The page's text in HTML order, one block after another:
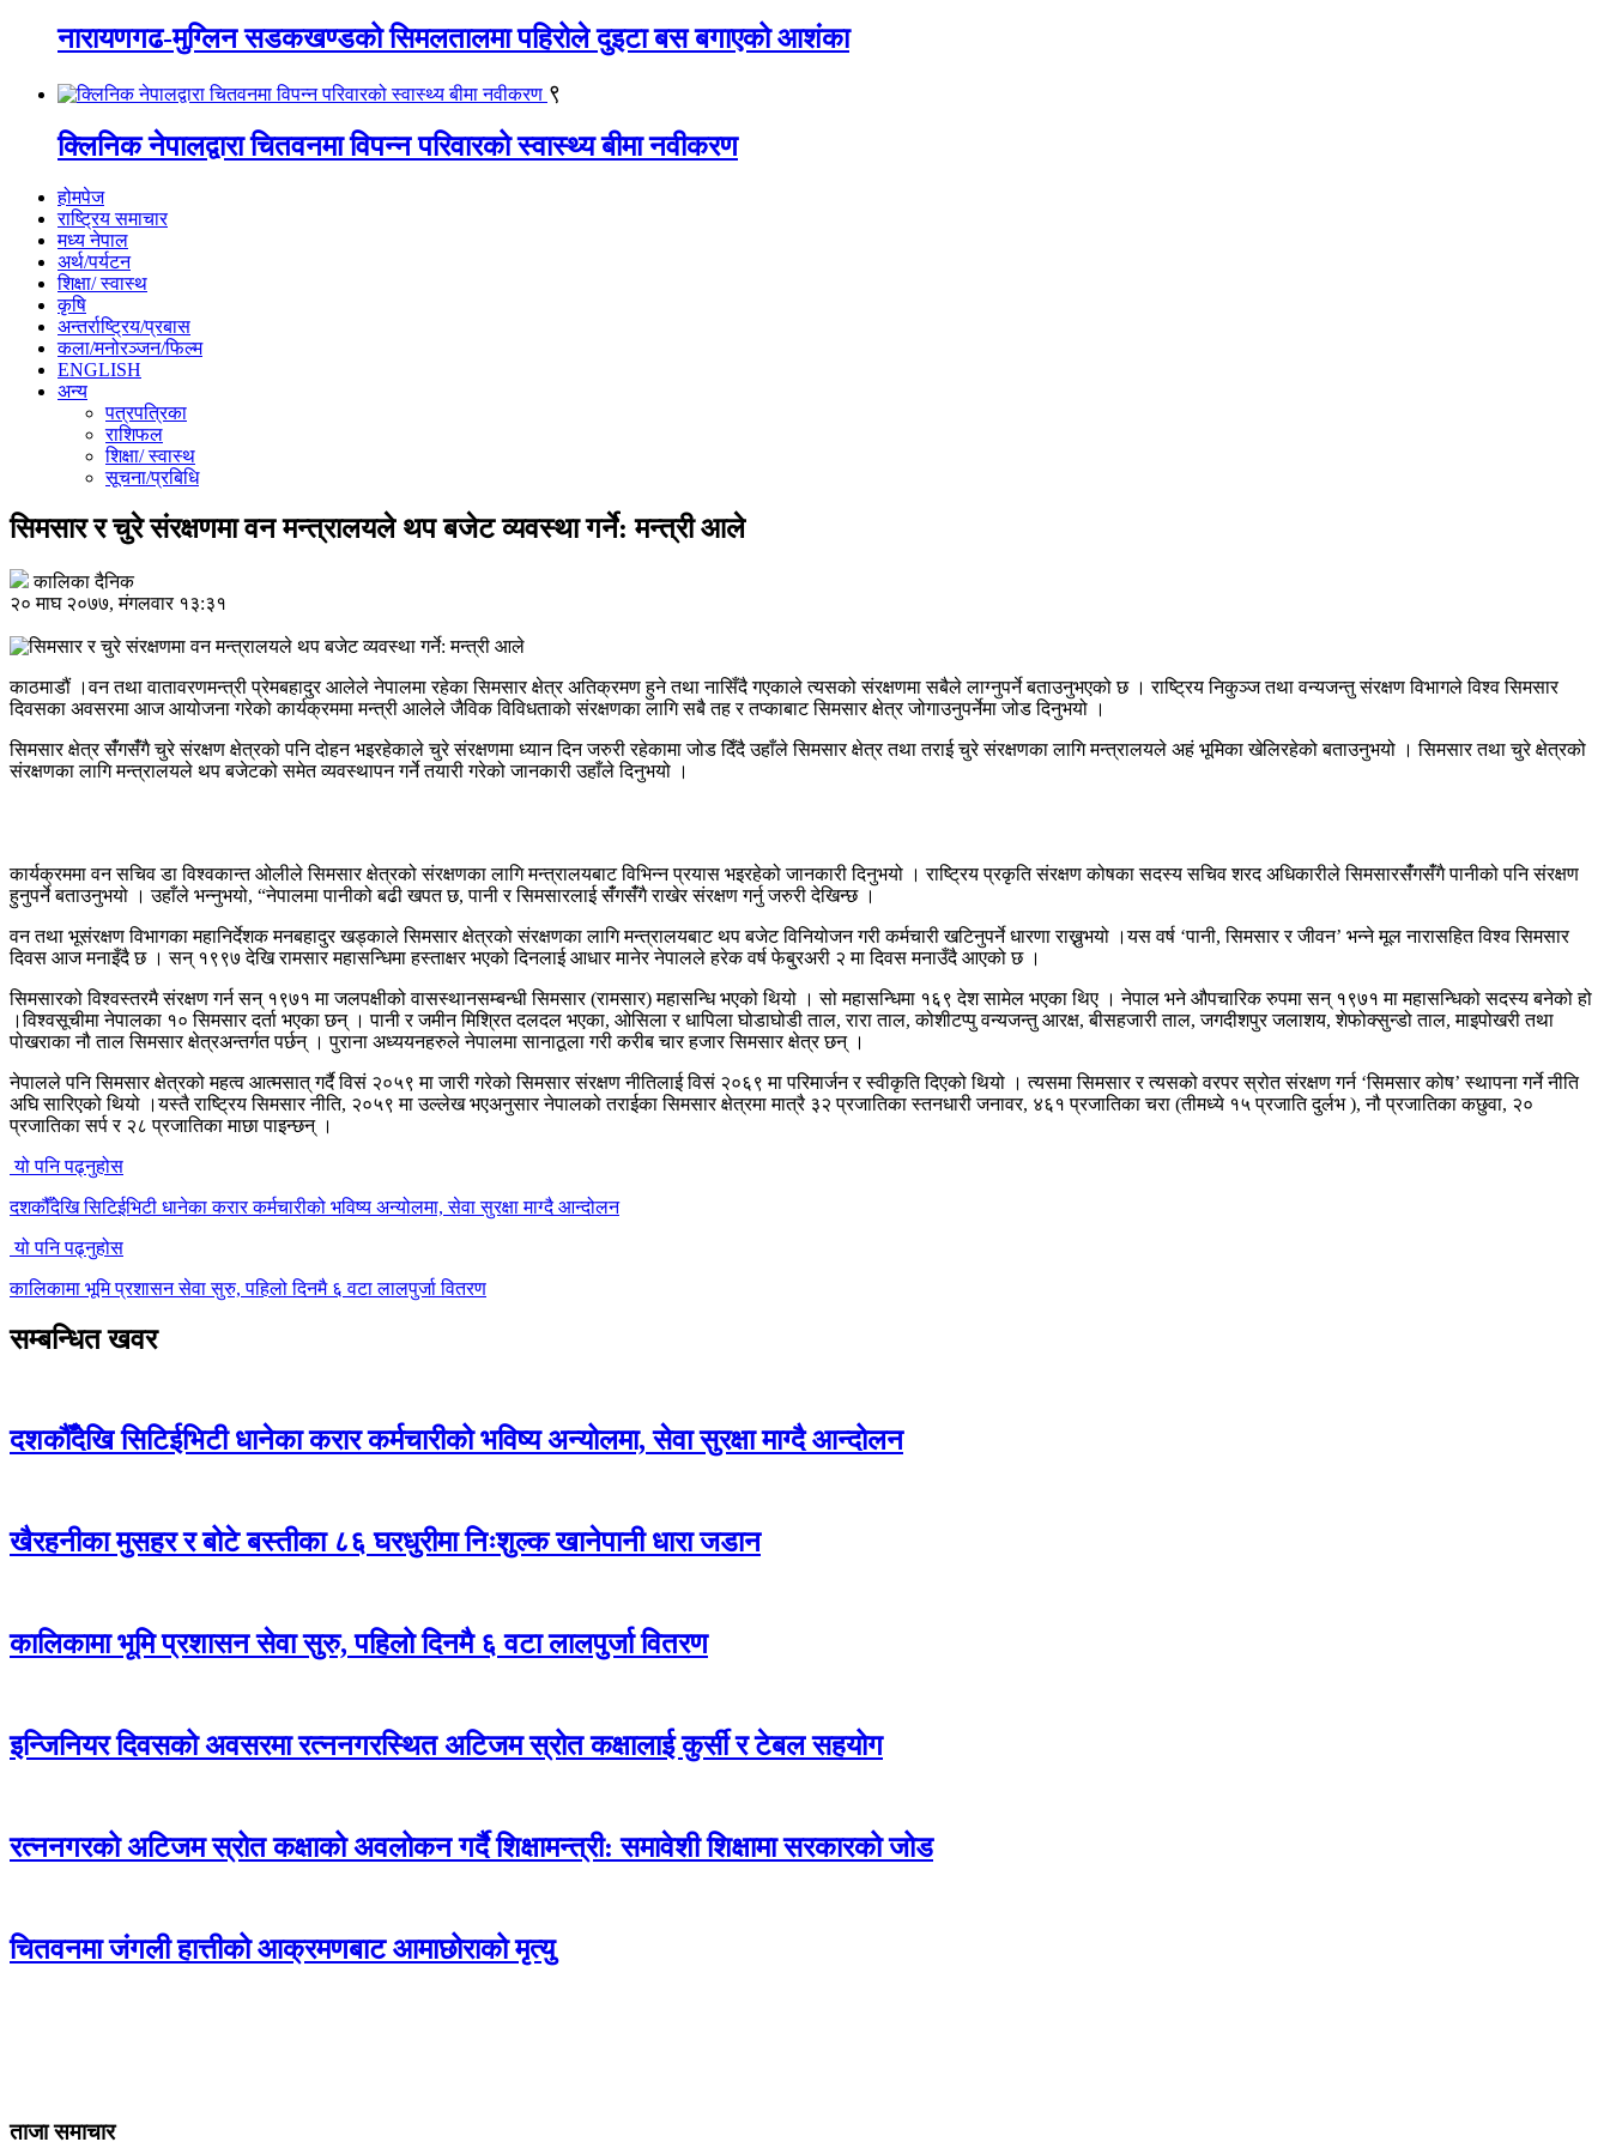
नारायणगढ-मुग्लिन सडकखण्डको सिमलतालमा पहिरोले दुइटा बस बगाएको आशंका
९
क्लिनिक नेपालद्वारा चितवनमा विपन्न परिवारको स्वास्थ्य बीमा नवीकरण
होमपेज
राष्ट्रिय समाचार
मध्य नेपाल
अर्थ/पर्यटन
शिक्षा/ स्वास्थ
कृषि
अन्तर्राष्ट्रिय/प्रबास
कला/मनोरञ्जन/फिल्म
ENGLISH
अन्य
पत्रपत्रिका
राशिफल
शिक्षा/ स्वास्थ
सूचना/प्रबिधि
सिमसार र चुरे संरक्षणमा वन मन्त्रालयले थप बजेट व्यवस्था गर्ने: मन्त्री आले
कालिका दैनिक
२० माघ २०७७, मंगलवार १३:३१
काठमाडौं ।वन तथा वातावरणमन्त्री प्रेमबहादुर आलेले नेपालमा रहेका सिमसार क्षेत्र अतिक्रमण हुने तथा नासिँदै गएकाले त्यसको संरक्षणमा सबैले लाग्नुपर्ने बताउनुभएको छ । राष्ट्रिय निकुञ्ज तथा वन्यजन्तु संरक्षण विभागले विश्व सिमसार
दिवसका अवसरमा आज आयोजना गरेको कार्यक्रममा मन्त्री आलेले जैविक विविधताको संरक्षणका लागि सबै तह र तप्काबाट सिमसार क्षेत्र जोगाउनुपर्नेमा जोड दिनुभयो ।
सिमसार क्षेत्र संँगसँंगै चुरे संरक्षण क्षेत्रको पनि दोहन भइरहेकाले चुरे संरक्षणमा ध्यान दिन जरुरी रहेकामा जोड दिँदै उहाँले सिमसार क्षेत्र तथा तराई चुरे संरक्षणका लागि मन्त्रालयले अहं भूमिका खेलिरहेको बताउनुभयो । सिमसार तथा चुरे क्षेत्रको
संरक्षणका लागि मन्त्रालयले थप बजेटको समेत व्यवस्थापन गर्ने तयारी गरेको जानकारी उहाँले दिनुभयो ।
कार्यक्रममा वन सचिव डा विश्वकान्त ओलीले सिमसार क्षेत्रको संरक्षणका लागि मन्त्रालयबाट विभिन्न प्रयास भइरहेको जानकारी दिनुभयो । राष्ट्रिय प्रकृति संरक्षण कोषका सदस्य सचिव शरद अधिकारीले सिमसारसंँगसँंगै पानीको पनि संरक्षण
हुनुपर्ने बताउनुभयो । उहाँले भन्नुभयो, “नेपालमा पानीको बढी खपत छ, पानी र सिमसारलाई संँगसंँगै राखेर संरक्षण गर्नु जरुरी देखिन्छ ।
वन तथा भूसंरक्षण विभागका महानिर्देशक मनबहादुर खड्काले सिमसार क्षेत्रको संरक्षणका लागि मन्त्रालयबाट थप बजेट विनियोजन गरी कर्मचारी खटिनुपर्ने धारणा राख्नुभयो ।यस वर्ष ‘पानी, सिमसार र जीवन’ भन्ने मूल नारासहित विश्व सिमसार
दिवस आज मनाइँदै छ । सन् १९९७ देखि रामसार महासन्धिमा हस्ताक्षर भएको दिनलाई आधार मानेर नेपालले हरेक वर्ष फेबु्रअरी २ मा दिवस मनाउँदै आएको छ ।
सिमसारको विश्वस्तरमै संरक्षण गर्न सन् १९७१ मा जलपक्षीको वासस्थानसम्बन्धी सिमसार (रामसार) महासन्धि भएको थियो । सो महासन्धिमा १६९ देश सामेल भएका थिए । नेपाल भने औपचारिक रुपमा सन् १९७१ मा महासन्धिको सदस्य बनेको हो
।विश्वसूचीमा नेपालका १० सिमसार दर्ता भएका छन् । पानी र जमीन मिश्रित दलदल भएका, ओसिला र धापिला घोडाघोडी ताल, रारा ताल, कोशीटप्पु वन्यजन्तु आरक्ष, बीसहजारी ताल, जगदीशपुर जलाशय, शेफोक्सुन्डो ताल, माइपोखरी तथा
पोखराका नौ ताल सिमसार क्षेत्रअन्तर्गत पर्छन् । पुराना अध्ययनहरुले नेपालमा सानाठूला गरी करीब चार हजार सिमसार क्षेत्र छन् ।
नेपालले पनि सिमसार क्षेत्रको महत्व आत्मसात् गर्दै विसं २०५९ मा जारी गरेको सिमसार संरक्षण नीतिलाई विसं २०६९ मा परिमार्जन र स्वीकृति दिएको थियो । त्यसमा सिमसार र त्यसको वरपर स्रोत संरक्षण गर्न ‘सिमसार कोष’ स्थापना गर्ने नीति
अघि सारिएको थियो ।यस्तै राष्ट्रिय सिमसार नीति, २०५९ मा उल्लेख भएअनुसार नेपालको तराईका सिमसार क्षेत्रमा मात्रै ३२ प्रजातिका स्तनधारी जनावर, ४६१ प्रजातिका चरा (तीमध्ये १५ प्रजाति दुर्लभ ), नौ प्रजातिका कछुवा, २०
प्रजातिका सर्प र २८ प्रजातिका माछा पाइन्छन् ।
यो पनि पढ्नुहोस
दशकौँदेखि सिटिईभिटी धानेका करार कर्मचारीको भविष्य अन्योलमा, सेवा सुरक्षा माग्दै आन्दोलन
यो पनि पढ्नुहोस
कालिकामा भूमि प्रशासन सेवा सुरु, पहिलो दिनमै ६ वटा लालपुर्जा वितरण
सम्बन्धित खवर
दशकौँदेखि सिटिईभिटी धानेका करार कर्मचारीको भविष्य अन्योलमा, सेवा सुरक्षा माग्दै आन्दोलन
खैरहनीका मुसहर र बोटे बस्तीका ८६ घरधुरीमा निःशुल्क खानेपानी धारा जडान
कालिकामा भूमि प्रशासन सेवा सुरु, पहिलो दिनमै ६ वटा लालपुर्जा वितरण
इन्जिनियर दिवसको अवसरमा रत्ननगरस्थित अटिजम स्रोत कक्षालाई कुर्सी र टेबल सहयोग
रत्ननगरको अटिजम स्रोत कक्षाको अवलोकन गर्दै शिक्षामन्त्री: समावेशी शिक्षामा सरकारको जोड
चितवनमा जंगली हात्तीको आक्रमणबाट आमाछोराको मृत्यु
ताजा समाचार